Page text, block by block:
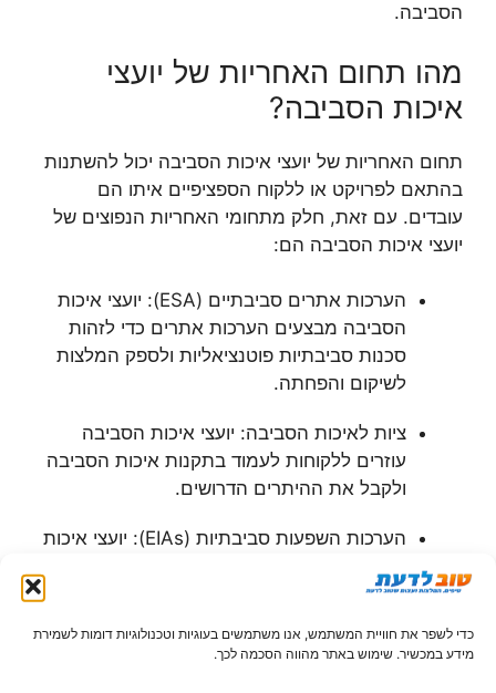
כדי לשפר את חוויית המשתמש, אנו משתמשים בעוגיות וטכנולוגיות דומות לשמירת
מידע במכשיר. שימוש באתר מהווה הסכמה לכך.
הסביבה.
מהו תחום האחריות של יועצי
איכות הסביבה?
תחום האחריות של יועצי איכות הסביבה יכול להשתנות
בהתאם לפרויקט או ללקוח הספציפיים איתו הם
עובדים. עם זאת, חלק מתחומי האחריות הנפוצים של
יועצי איכות הסביבה הם:
הערכות אתרים סביבתיים (ESA): יועצי איכות
הסביבה מבצעים הערכות אתרים כדי לזהות
סכנות סביבתיות פוטנציאליות ולספק המלצות
לשיקום והפחתה.
ציות לאיכות הסביבה: יועצי איכות הסביבה
עוזרים ללקוחות לעמוד בתקנות איכות הסביבה
ולקבל את ההיתרים הדרושים.
הערכות השפעות סביבתיות (EIAs): יועצי איכות
ההשפעות הסביבתיות הפוטנציאליות של
לצמצם השפעות אלו.